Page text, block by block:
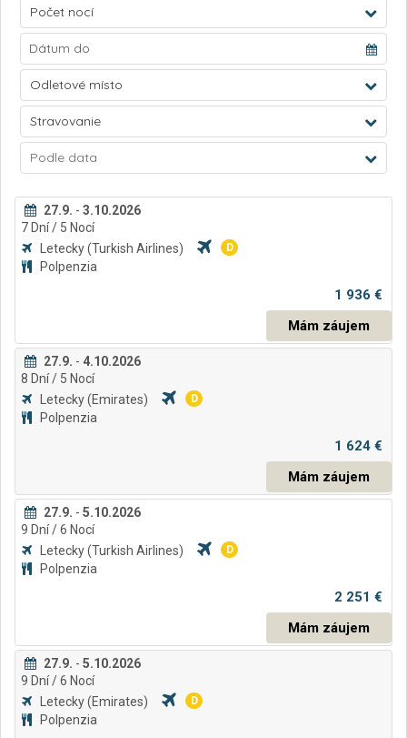
Počet nocí
Odletové místo
Stravovanie
Podle data
27.9. - 3.10.2026
7 Dní/ 5 Nocí
Letecky(Turkish Airlines) D
Polpenzia
1 936 €
Mám záujem
27.9. - 4.10.2026
8 Dní/ 5 Nocí
Letecky(Emirates) D
Polpenzia
1 624 €
Mám záujem
27.9. - 5.10.2026
9 Dní/ 6 Nocí
Letecky(Turkish Airlines) D
Polpenzia
2 251 €
Mám záujem
27.9. - 5.10.2026
9 Dní/ 6 Nocí
Letecky(Emirates) D
Polpenzia